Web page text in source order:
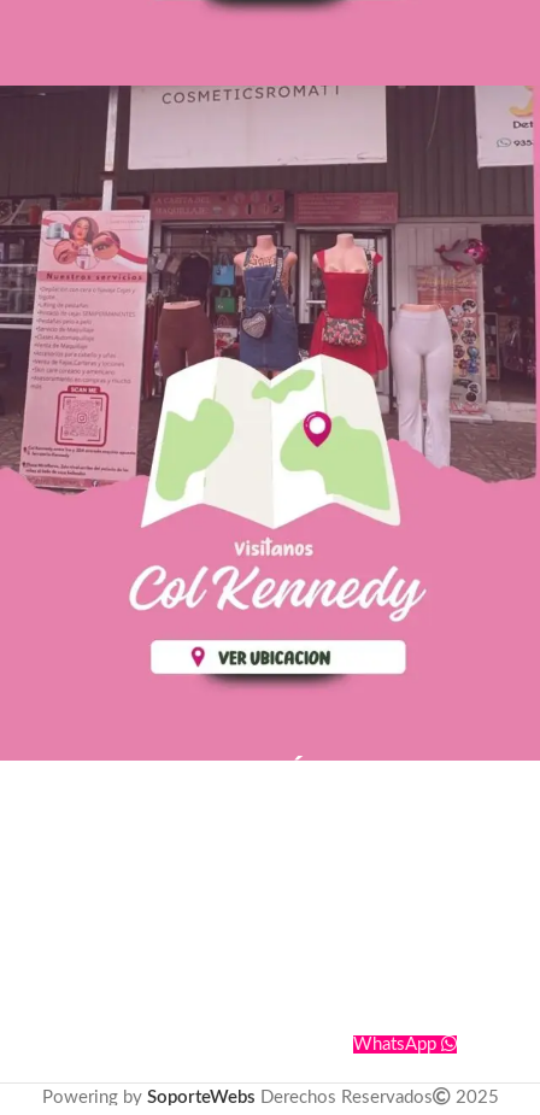
WhatsApp
Powering by SoporteWebs Derechos Reservados 2025